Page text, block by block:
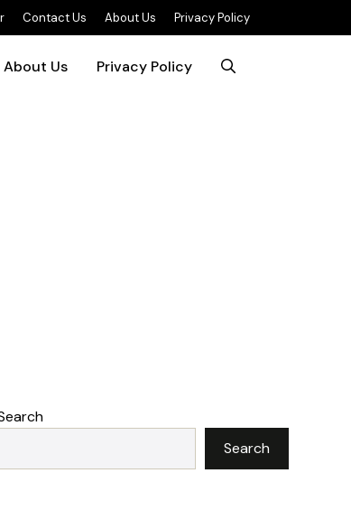
Contact Us About Us Privacy Policy
About Us Privacy Policy
Search